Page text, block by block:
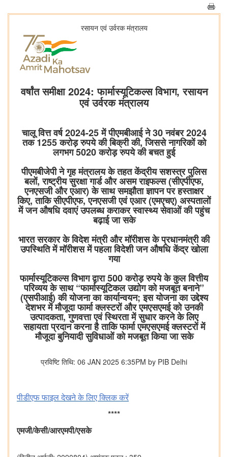
रसायन एवं उर्वरक मंत्रालय
वर्षांत समीक्षा 2024: फार्मास्यूटिकल्स विभाग, रसायन
एवं उर्वरक मंत्रालय
चालू वित्त वर्ष 2024-25 में पीएमबीआई ने 30 नवंबर 2024
तक 1255 करोड़ रुपये की बिक्री की, जिससे नागरिकों को
लगभग 5020 करोड़ रुपये की बचत हुई
पीएमबीजेपी ने गृह मंत्रालय के तहत केंद्रीय सशस्त्र पुलिस
बलों, राष्ट्रीय सुरक्षा गार्ड और असम राइफल्स (सीएपीएफ,
एनएसजी और एआर) के साथ समझौता ज्ञापन पर हस्ताक्षर
किए, ताकि सीएपीएफ, एनएसजी एवं एआर (एमएचए) अस्पतालों
में जन औषधि दवाएं उपलब्ध कराकर स्वास्थ्य सेवाओं की पहुंच
बढ़ाई जा सके
भारत सरकार के विदेश मंत्री और मॉरीशस के प्रधानमंत्री की
उपस्थिति में मॉरीशस में पहला विदेशी जन औषधि केंद्र खोला
गया
फार्मास्यूटिकल्स विभाग द्वारा 500 करोड़ रुपये के कुल वित्तीय
परिव्यय के साथ “फार्मास्यूटिकल उद्योग को मजबूत बनाने”
(एसपीआई) की योजना का कार्यान्वयन; इस योजना का उद्देश्य
देशभर में मौजूदा फार्मा क्लस्टरों और एमएसएमई को उनकी
उत्पादकता, गुणवत्ता एवं स्थिरता में सुधार करने के लिए
सहायता प्रदान करना है ताकि फार्मा एमएसएमई क्लस्टरों में
मौजूदा बुनियादी सुविधाओं को मजबूत किया जा सके
प्रविष्टि तिथि: 06 JAN 2025 6:35PM by PIB Delhi
पीडीएफ फाइल देखने के लिए क्लिक करें
****
एमजी/केसी/आरएमपी/एसके